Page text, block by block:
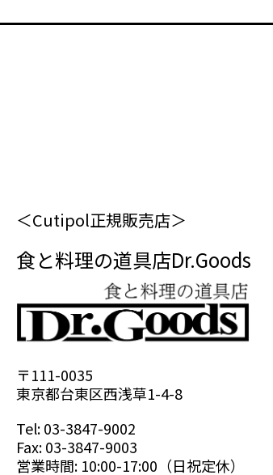
＜Cutipol正規販売店＞
食と料理の道具店Dr.Goods
〒111-0035
東京都台東区西浅草1-4-8
Tel: 03-3847-9002
Fax: 03-3847-9003
営業時間: 10:00-17:00（日祝定休）